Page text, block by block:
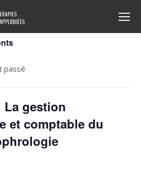
Recherche
:
passé
La gestion
et comptable du